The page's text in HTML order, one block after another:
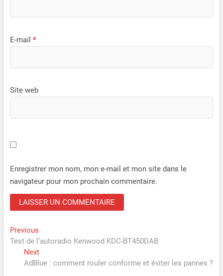
E-mail *
Site web
Enregistrer mon nom, mon e-mail et mon site dans le
navigateur pour mon prochain commentaire.
Navigation
de
l’article
PreviousPrevious
post:
Test de l’autoradio Kenwood KDC-BT450DAB
NextNext
post:
AdBlue : comment rouler conforme et éviter les pannes ?